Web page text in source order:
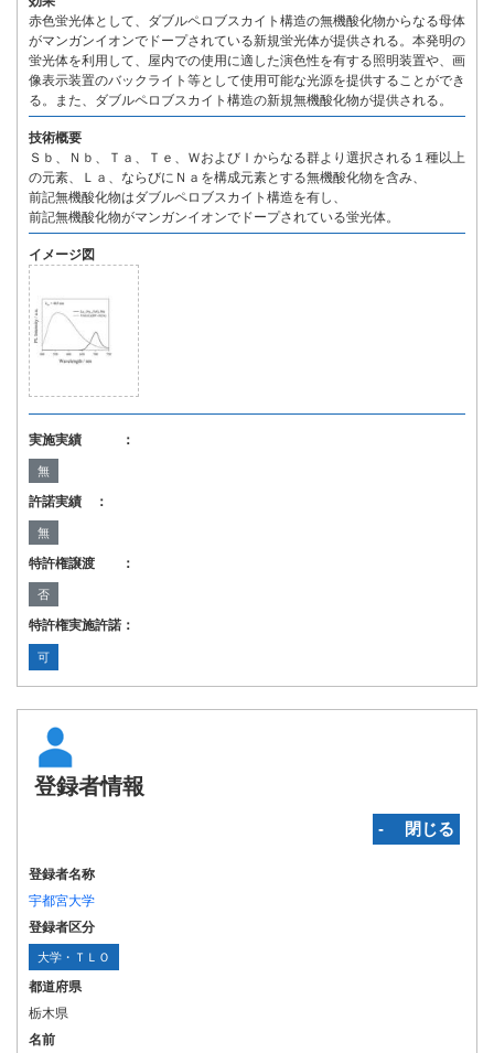
赤色蛍光体として、ダブルペロブスカイト構造の無機酸化物からなる母体
がマンガンイオンでドープされている新規蛍光体が提供される。本発明の
蛍光体を利用して、屋内での使用に適した演色性を有する照明装置や、画
像表示装置のバックライト等として使用可能な光源を提供することができ
る。また、ダブルペロブスカイト構造の新規無機酸化物が提供される。
技術概要
Ｓｂ、Ｎｂ、Ｔａ、Ｔｅ、ＷおよびＩからなる群より選択される１種以上
の元素、Ｌａ、ならびにＮａを構成元素とする無機酸化物を含み、
前記無機酸化物はダブルペロブスカイト構造を有し、
前記無機酸化物がマンガンイオンでドープされている蛍光体。
イメージ図
実施実績 ：
無
許諾実績 ：
無
特許権譲渡 ：
否
特許権実施許諾：
可
登録者情報
‐ 閉じる
登録者名称
宇都宮大学
登録者区分
大学・ＴＬＯ
都道府県
栃木県
名前